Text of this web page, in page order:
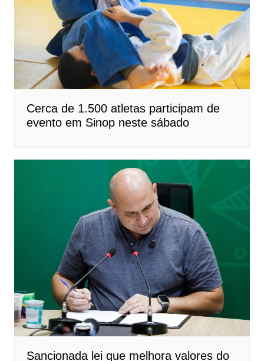
Cerca de 1.500 atletas participam de
evento em Sinop neste sábado
Sancionada lei que melhora valores do